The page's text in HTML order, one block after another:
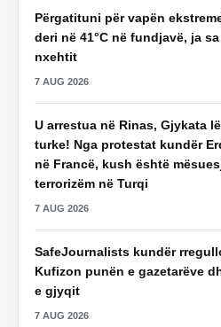
Përgatituni për vapën
deri në 41°C në fundjavë, ja
nxehtit
7 AUG 2026
U arrestua në Rinas, Gjykata
turke! Nga protestat kundër
në Francë, kush është
terrorizëm në Turqi
7 AUG 2026
SafeJournalists kundër
Kufizon punën e gazetarëve
e gjyqit
7 AUG 2026